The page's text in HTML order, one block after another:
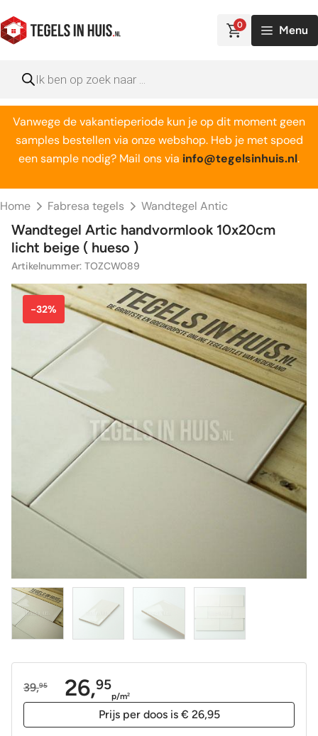
naar
de
0 Menu
zoeken
Vanwege de vakantieperiode kun je op dit moment geen
samples bestellen via onze webshop. Heb je met spoed
een sample nodig? Mail ons via info@tegelsinhuis.nl.
Home Fabresa tegels Wandtegel Antic
Wandtegel Artic handvormlook 10x20cm
licht beige ( hueso )
Artikelnummer: TOZCW089
-32%
39,95
Oorspronkelijke
26,95
Huidige
p/m2
Prijs per doos is € 26,95